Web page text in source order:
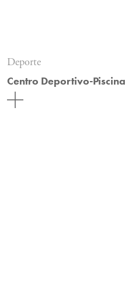
Deporte
Centro Deportivo-